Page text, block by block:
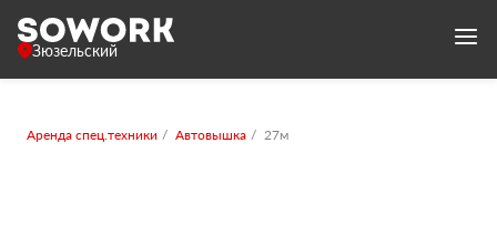
Зюзельский
Аренда спец.техники Автовышка 27м